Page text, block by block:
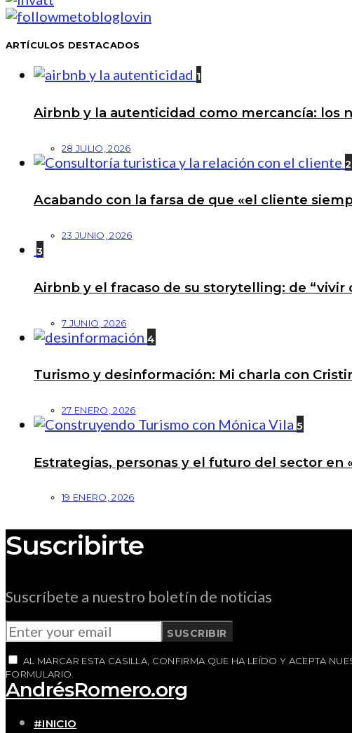
ARTÍCULOS DESTACADOS
1
Airbnb y la autenticidad como mercancía: los
28 JULIO, 2026
2
Acabando con la farsa de que «el cliente
23 JUNIO, 2026
3
Airbnb y el fracaso de su storytelling: de
7 JUNIO, 2026
4
Turismo y desinformación: Mi charla con
27 ENERO, 2026
5
Estrategias, personas y el futuro del sector en
19 ENERO, 2026
Suscribirte
Suscríbete a nuestro boletín de noticias
SUSCRIBIR
AL MARCAR ESTA CASILLA, CONFIRMA QUE HA LEÍDO Y ACEPTA
FORMULARIO.
AndrésRomero.org
#INICIO